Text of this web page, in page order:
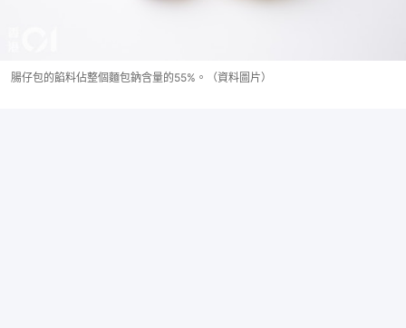
腸仔包的餡料佔整個麵包鈉含量的55%。（資料圖片）